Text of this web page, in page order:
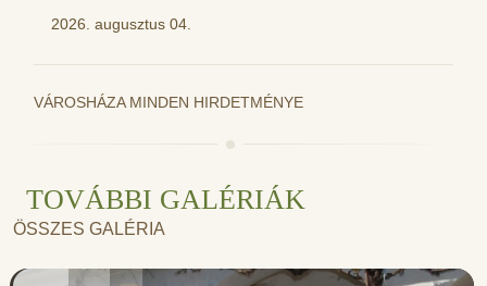
2026. augusztus 04.
VÁROSHÁZA MINDEN HIRDETMÉNYE
TOVÁBBI GALÉRIÁK
ÖSSZES GALÉRIA